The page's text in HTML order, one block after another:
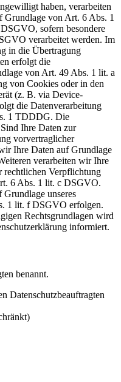
haben, verarbeiten
Grundlage von Art. 6 Abs. 1
sofern besondere
verarbeitet werden. Im
in die Übertragung
erfolgt die
von Art. 49 Abs. 1 lit. a
von Cookies oder in den
(z. B. via Device-
die Datenverarbeitung
1 TDDDG. Die
Ihre Daten zur
vorvertraglicher
Ihre Daten auf Grundlage
verarbeiten wir Ihre
rechtlichen Verpflichtung
6 Abs. 1 lit. c DSGVO.
unseres
1 lit. f DSGVO erfolgen.
Rechtsgrundlagen wird
informiert.
benannt.
Datenschutzbeauftragten